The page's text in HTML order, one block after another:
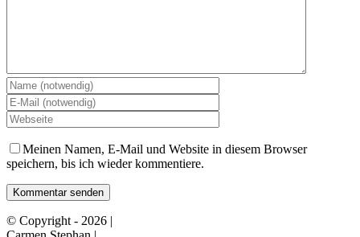
Meinen Namen, E-Mail und Website in diesem Browser
speichern, bis ich wieder kommentiere.
© Copyright - 2026 |